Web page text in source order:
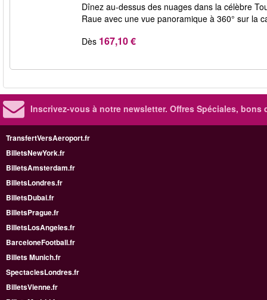
Dînez au-dessus des nuages dans la célèbre
Raue avec une vue panoramique à 360° sur la
Dès 167,10 €
Inscrivez-vous à notre newsletter. Offres Spéciales, bons
TransfertVersAeroport.fr
BilletsNewYork.fr
BilletsAmsterdam.fr
BilletsLondres.fr
BilletsDubai.fr
BilletsPrague.fr
BilletsLosAngeles.fr
BarceloneFootball.fr
Billets Munich.fr
SpectaclesLondres.fr
BilletsVienne.fr